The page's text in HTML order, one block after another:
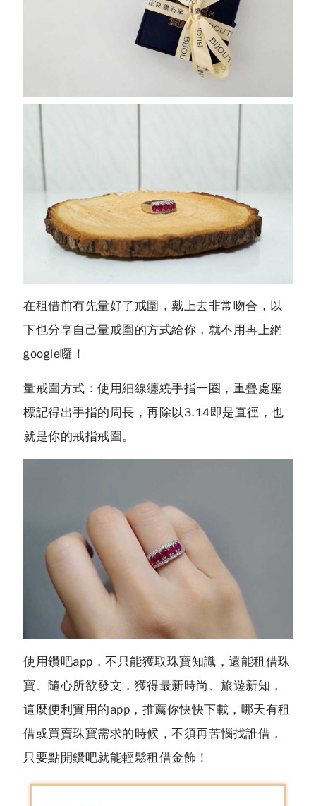
在租借前有先量好了戒圍，戴上去非常吻合，以
下也分享自己量戒圍的方式給你，就不用再上網
google囉！
量戒圍方式：使用細線纏繞手指一圈，重疊處座
標記得出手指的周長，再除以3.14即是直徑，也
就是你的戒指戒圍。
使用鑽吧app，不只能獲取珠寶知識，還能租借珠
寶、隨心所欲發文，獲得最新時尚、旅遊新知，
這麼便利實用的app，推薦你快快下載，哪天有租
借或買賣珠寶需求的時候，不須再苦惱找誰借，
只要點開鑽吧就能輕鬆租借金飾！